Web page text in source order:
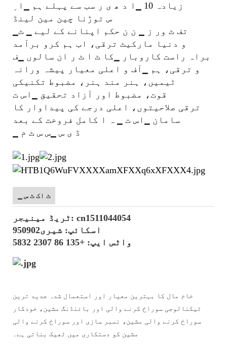
زیادہ 10 ▁ا د ھ ی ر سب سے پہلے ہم ▁ا ِ
س توڑنا چین مین لینڈ
و دنیا مارکیٹ ترقی، اب ہم کرو برآمد
براہ راست کاروبار ▁کا ٹ ا ٹ ر ان سالوں ▁ف
و ترقی، ہم ▁آف و اعلی معیار پیشہ ورانہ
ٹیمیں، ہنر مند ہنر، مضبوط تکنیکی
قوت، مضبوط اور آزاد تحقیق ▁اس ت
ترقی صلاحیتوں، اعلی درجے کی پیداوار کا
سامان ▁اس ت ▁ ہ ا کامل فروخت کے بعد
▁ ڈ ی س ▁س س ٹ م
▁ ٹ اک ٹ س
ٹریڈ مینیجر: cn1511044054
اسکائپ: شیری950902
واٹس ایپ: +86 135 2307 5832
خام مال کا بہترین معیار اور استعمال شدہ جدید ترین
ٹیکنالوجی سوراخ کرنے والی اور بائنڈنگ مشین، خودکار
سوراخ کرنے والی مشین، نمبر سازی اور سوراخ کرنے والی
مشین کو دستکاری میں ٹھیک بناتی ہے۔